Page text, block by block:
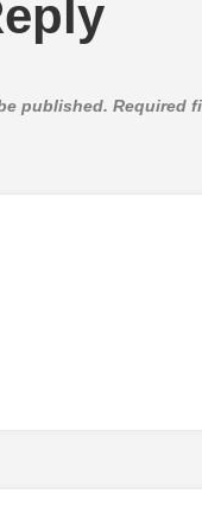
published. Required